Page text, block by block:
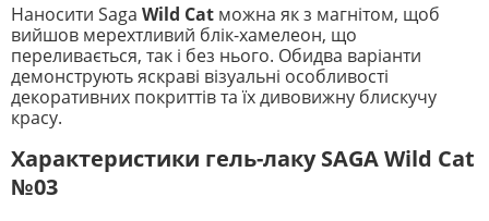
Наносити Saga Wild Cat можна як з магнітом, щоб
вийшов мерехтливий блік-хамелеон, що
переливається, так і без нього. Обидва варіанти
демонструють яскраві візуальні особливості
декоративних покриттів та їх дивовижну блискучу
красу.
Характеристики гель-лаку SAGA Wild Cat
№03